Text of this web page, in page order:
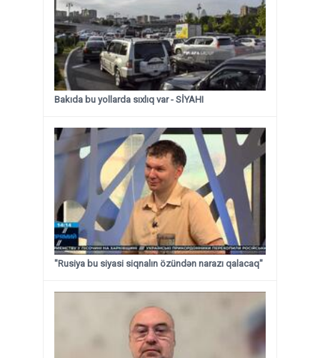
Bakıda bu yollarda sıxlıq var - SİYAHI
"Rusiya bu siyasi siqnalın özündən narazı qalacaq"